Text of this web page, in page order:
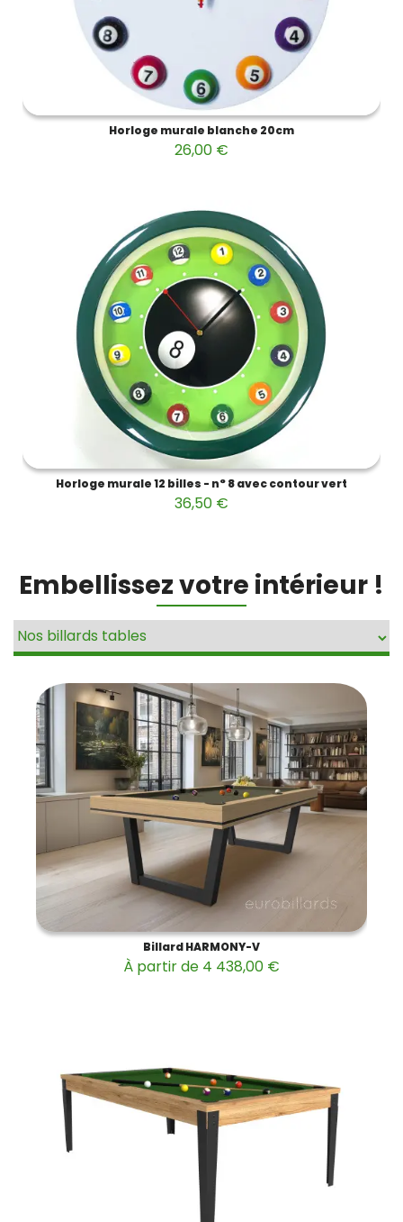
Horloge murale blanche 20cm
26,00 €
Horloge murale 12 billes - n° 8 avec contour vert
36,50 €
Embellissez votre intérieur !
Billard HARMONY-V
À partir de 4 438,00 €